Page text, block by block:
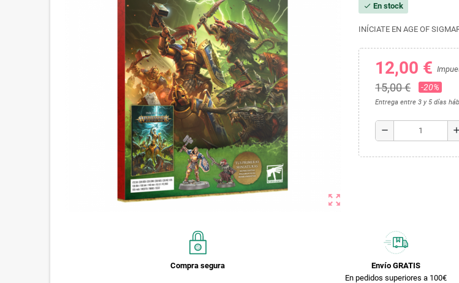
zoom_out_map
check En stock
INÍCIATE EN AGE OF
12,00 €
15,00 € -20%
Entrega entre 3 y 5 días
remove add
Compra segura
Envío GRATIS
En pedidos superiores a 100€